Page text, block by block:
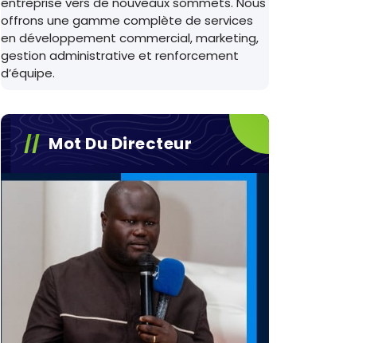
offrons une gamme complète de services
en développement commercial, marketing,
gestion administrative et renforcement
d’équipe.
Mot Du Directeur